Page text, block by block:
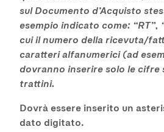
sul Documento d’Acquisto
esempio indicato come: “RT”,
cui il numero della ricevuta/
caratteri alfanumerici (ad
dovranno inserire solo le cifre
trattini.
Dovrà essere inserito un
dato digitato.